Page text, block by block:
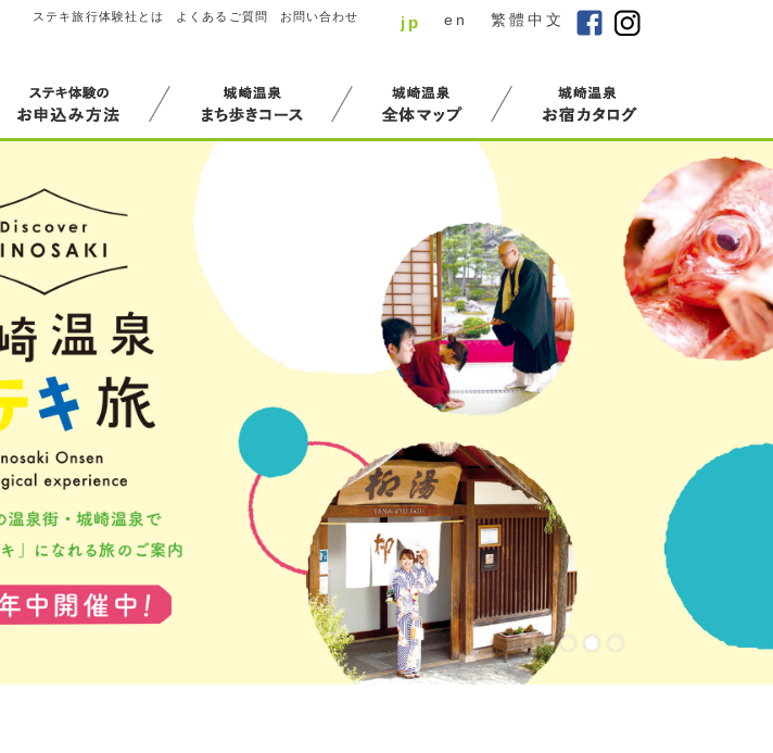
ステキ旅行体験社とは よくあるご質問 お問い合わせ jp en 繁體中文